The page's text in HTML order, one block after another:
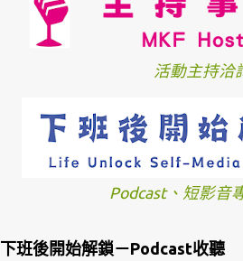
活動主持洽
Podcast、短影音
下班後開始解鎖－Podcast收聽